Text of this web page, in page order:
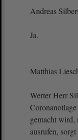
Andreas
Ja.
Matthias
Werter Herr
gemacht
ausrufen,